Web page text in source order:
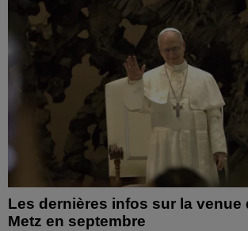
Les dernières infos sur la venue
Metz en septembre